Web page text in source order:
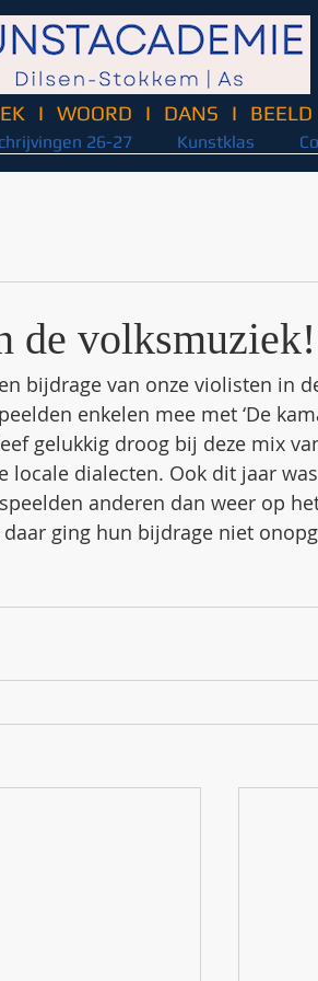
I WOORD I DANS I BEELD
26-27 Kunstklas
de volksmuziek!
bijdrage van onze violisten in
enkelen mee met ‘De
gelukkig droog bij deze mix
locale dialecten. Ook dit jaar
anderen dan weer op
ging hun bijdrage niet